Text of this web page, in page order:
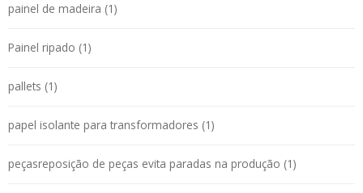
painel de madeira (1)
Painel ripado (1)
pallets (1)
papel isolante para transformadores (1)
peçasreposição de peças evita paradas na produção (1)